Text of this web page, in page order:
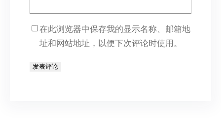
在此浏览器中保存我的显示名称、邮箱地
址和网站地址，以便下次评论时使用。